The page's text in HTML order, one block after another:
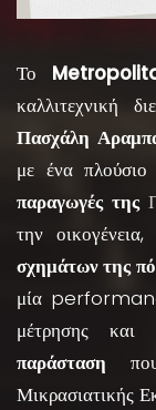
Το
καλλιτεχνική
Πασχάλη
με ένα πλούσιο
παραγωγές της
την οικογένεια,
σχημάτων της
μία
μέτρησης και
παράσταση
Μικρασιατικής